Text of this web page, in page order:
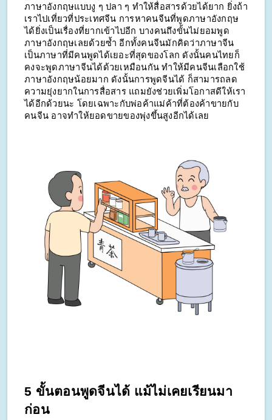
ภาษาอังกฤษแบบงู ๆ ปลา ๆ ทำให้สื่อสารด้วยได้ยาก ยิ่งถ้า
เราไปเที่ยวที่ประเทศจีน การหาคนจีนที่พูดภาษาอังกฤษ
ได้ยิ่งเป็นเรื่องที่ยากเข้าไปอีก บางคนถึงขั้นไม่ยอมพูด
ภาษาอังกฤษเลยด้วยซ้ำ อีกทั้งคนจีนมักคิดว่าภาษาจีน
เป็นภาษาที่มีคนพูดได้เยอะที่สุดของโลก ดังนั้นคนไทยก็
คงจะพูดภาษาจีนได้ด้วยเหมือนกัน ทำให้มีคนจีนเลือกใช้
ภาษาอังกฤษน้อยมาก ดังนั้นการพูดจีนได้ ก็สามารถลด
ความยุ่งยากในการสื่อสาร แถมยังช่วยเพิ่มโอกาสดีให้เรา
ได้อีกด้วยนะ โดยเฉพาะกับพ่อค้าแม่ค้าที่ต้องค้าขายกับ
คนจีน อาจทำให้ยอดขายของพุ่งขึ้นสูงอีกได้เลย
5 ขั้นตอนพูดจีนได้ แม้ไม่เคยเรียนมา
ก่อน